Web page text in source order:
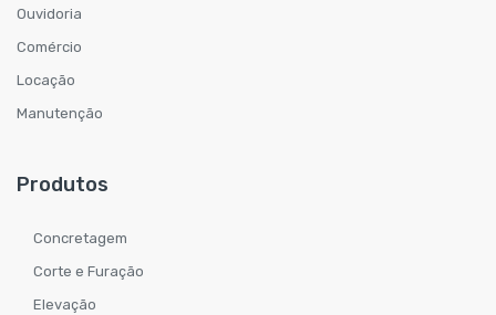
Ouvidoria
Comércio
Locação
Manutenção
Produtos
Concretagem
Corte e Furação
Elevação